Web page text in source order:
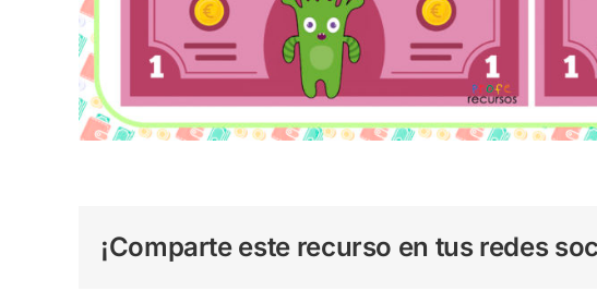
¡Comparte este recurso en tus redes